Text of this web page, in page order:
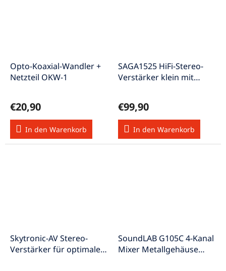
Opto-Koaxial-Wandler +
Netzteil OKW-1
€20,90
In den Warenkorb
SAGA1525 HiFi-Stereo-
Verstärker klein mit
€99,90
In den Warenkorb
Skytronic-AV Stereo-
Verstärker für optimale
SoundLAB G105C 4-Kanal
Mixer Metallgehäuse